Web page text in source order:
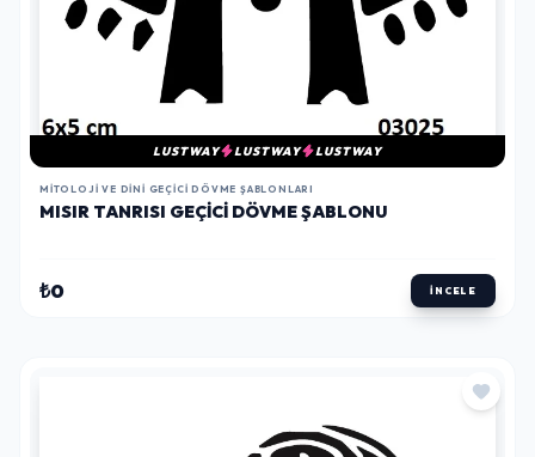
LUSTWAY LUSTWAY LUSTWAY
MITOLOJI VE DINI GEÇICI DÖVME ŞABLONLARI
MISIR TANRISI GEÇICI DÖVME ŞABLONU
₺0 İNCELE